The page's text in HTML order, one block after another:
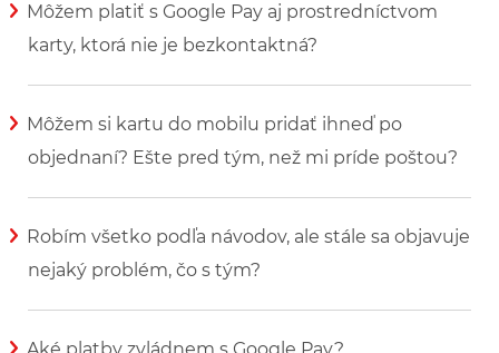
Môžem platiť s Google Pay aj prostredníctvom
karty, ktorá nie je bezkontaktná?
Môžem si kartu do mobilu pridať ihneď po
objednaní? Ešte pred tým, než mi príde poštou?
Robím všetko podľa návodov, ale stále sa objavuje
nejaký problém, čo s tým?